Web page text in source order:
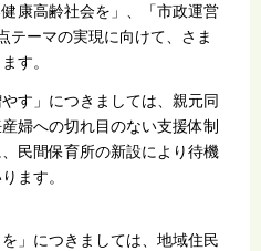
康高齢社会を」、「市政運営
テーマの実現に向けて、さま
す。
す」につきましては、親元同
婦への切れ目のない支援体制
民間保育所の新設により待機
ます。
」につきましては、地域住民